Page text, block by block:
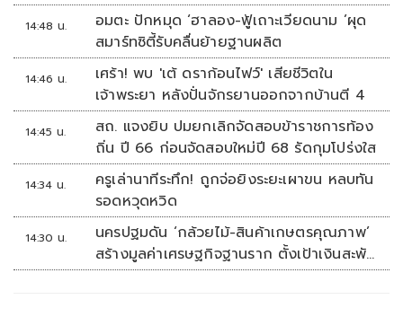
14:48 น.
อมตะ ปักหมุด ‘ฮาลอง-ฟู้เถาะเวียดนาม ’ผุด
สมาร์ทซิตี้รับคลื่นย้ายฐานผลิต
14:46 น.
เศร้า! พบ 'เต้ ดราก้อนไฟว์' เสียชีวิตใน
เจ้าพระยา หลังปั่นจักรยานออกจากบ้านตี 4
14:45 น.
สถ. แจงยิบ ปมยกเลิกจัดสอบข้าราชการท้อง
ถิ่น ปี 66 ก่อนจัดสอบใหม่ปี 68 รัดกุมโปร่งใส
14:34 น.
ครูเล่านาทีระทึก! ถูกจ่อยิงระยะเผาขน หลบทัน
รอดหวุดหวิด
14:30 น.
นครปฐมดัน ‘กล้วยไม้-สินค้าเกษตรคุณภาพ’
สร้างมูลค่าเศรษฐกิจฐานราก ตั้งเป้าเงินสะพัด
10 ล้านบาท